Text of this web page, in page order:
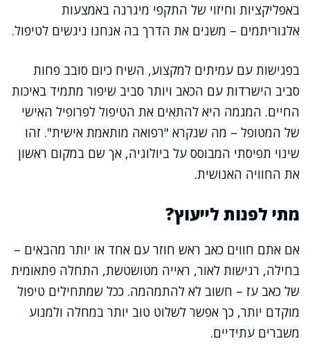
באפליקציות וחיזוי של התקפי מיגרנה באמצעות
אלגוריתמים – משנים את הדרך בה אנחנו ניגשים לטיפול.
בפגישות עם עמיתים למקצוע, השיח כיום סובב פחות
סביב הישרדות עם הכאב ויותר סביב שיפור מתמיד באיכות
החיים. המגמה היא להתאים את הטיפול לפרופיל האישי
של המטופל – מה שנקרא "רפואה מותאמת אישית". זהו
שינוי תפיסתי המבוסס על ביולוגיה, אך שם במקום ראשון
את החוויה האנושית.
מתי לפנות לייעוץ?
אם אתם חווים כאב ראש חוזר עם אחד או יותר מהבאים –
בחילה, רגישות לאור, ראייה מטושטשת, התחלה פתאומית
של כאב עז – חשוב לא להתמהמה. ככל שמתחילים טיפול
מוקדם יותר, כך אפשר לשלוט טוב יותר במחלה ולמנוע
משברים עתידיים.